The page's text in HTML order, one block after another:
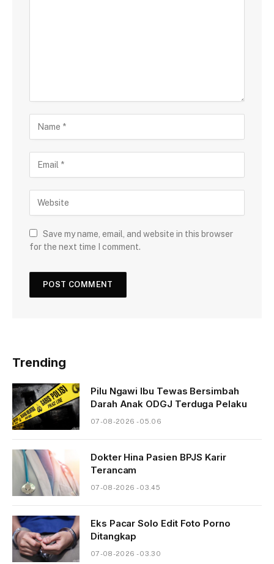
Save my name, email, and website in this browser
for the next time I comment.
Trending
Pilu Ngawi Ibu Tewas Bersimbah
Darah Anak ODGJ Terduga Pelaku
07-08-2026 - 05.06
Dokter Hina Pasien BPJS Karir
Terancam
07-08-2026 - 03.45
Eks Pacar Solo Edit Foto Porno
Ditangkap
07-08-2026 - 03.30